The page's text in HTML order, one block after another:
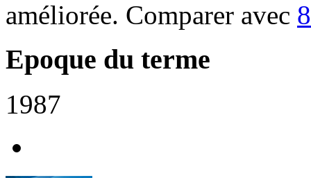
améliorée. Comparer avec
Epoque du terme
1987